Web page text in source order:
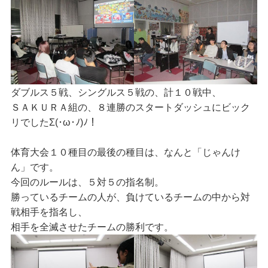
ダブルス５戦、シングルス５戦の、計１０戦中、
ＳＡＫＵＲＡ組の、８連勝のスタートダッシュにビック
リでしたΣ(･ω･ﾉ)ﾉ！
体育大会１０種目の最後の種目は、なんと「じゃんけ
ん」です。
今回のルールは、５対５の指名制。
勝っているチームの人が、負けているチームの中から対
戦相手を指名し、
相手を全滅させたチームの勝利です。